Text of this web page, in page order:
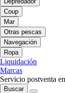
Coup
Mar
Otras pescas
Navegación
Ropa
Liquidación
Marcas
Servicio postventa
Buscar